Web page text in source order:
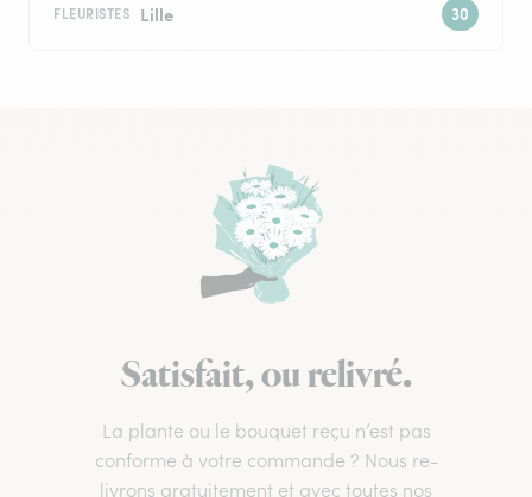
FLEURISTES Lille
Satisfait, ou relivré.
La plante ou le bouquet reçu n’est pas
conforme à votre commande ? Nous re-
livrons gratuitement et avec toutes nos